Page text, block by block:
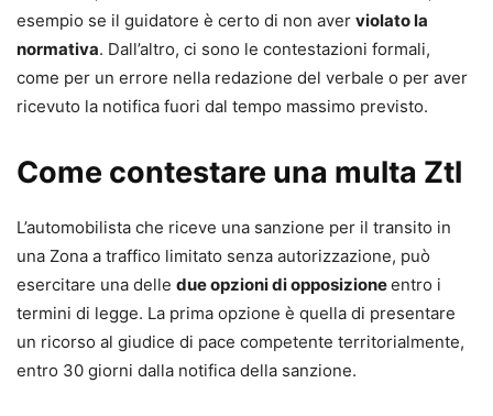
esempio se il guidatore è certo di non aver violato la
normativa. Dall’altro, ci sono le contestazioni formali,
come per un errore nella redazione del verbale o per aver
ricevuto la notifica fuori dal tempo massimo previsto.
Come contestare una multa Ztl
L’automobilista che riceve una sanzione per il transito in
una Zona a traffico limitato senza autorizzazione, può
esercitare una delle due opzioni di opposizioneentro i
termini di legge. La prima opzione è quella di presentare
un ricorso al giudice di pace competente territorialmente,
entro 30 giorni dalla notifica della sanzione.